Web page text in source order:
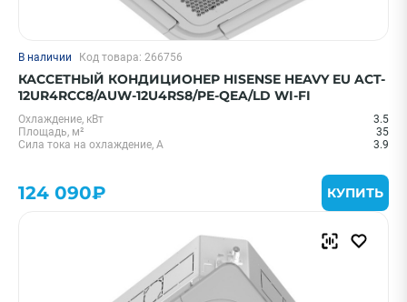
В наличии Код товара: 266756
КАССЕТНЫЙ КОНДИЦИОНЕР HISENSE HEAVY EU ACT-
12UR4RCC8/AUW-12U4RS8/PE-QEA/LD WI-FI
Охлаждение, кВт
3.5
Площадь, м²
35
Сила тока на охлаждение, А
3.9
124 090₽ КУПИТЬ